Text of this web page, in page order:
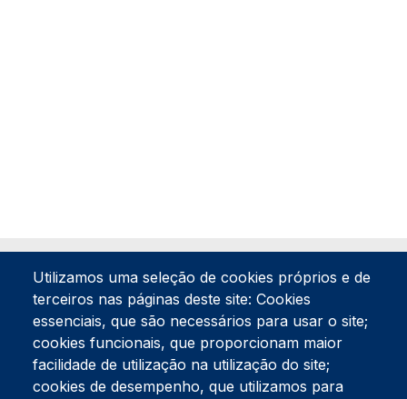
Tel:234 390 100Fax:234 390 100
Utilizamos uma seleção de cookies próprios e de
terceiros nas páginas deste site: Cookies
essenciais, que são necessários para usar o site;
cookies funcionais, que proporcionam maior
facilidade de utilização na utilização do site;
cookies de desempenho, que utilizamos para